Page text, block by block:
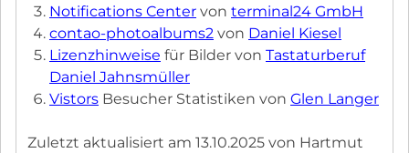
Notifications Center von terminal24 GmbH
contao-photoalbums2 von Daniel Kiesel
Lizenzhinweise für Bilder von Tastaturberuf
Daniel Jahnsmüller
Vistors Besucher Statistiken von Glen Langer
Zuletzt aktualisiert am 13.10.2025 von Hartmut